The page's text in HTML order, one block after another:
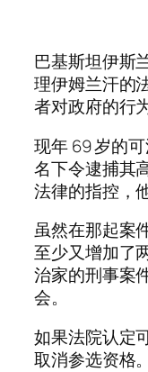
巴基斯坦伊斯
理伊姆兰汗的
者对政府的行
现年 69 岁的
名下令逮捕其
法律的指控，
虽然在那起案
至少又增加了
治家的刑事案
会。
如果法院认定
取消参选资格。